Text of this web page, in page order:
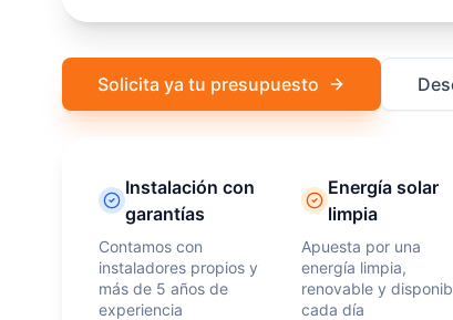
Solicita ya tu presupuesto
Instalación con
garantías
Contamos con
instaladores propios y
más de 5 años de
experiencia
Energía solar
limpia
Apuesta por una
energía limpia,
renovable y
cada día